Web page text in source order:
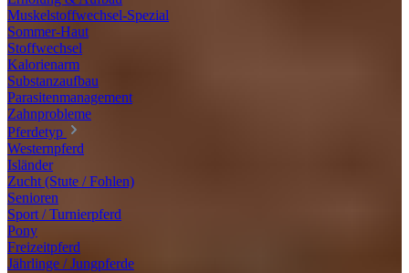
Muskelstoffwechsel-Spezial
Sommer-Haut
Stoffwechsel
Kalorienarm
Substanzaufbau
Parasitenmanagement
Zahnprobleme
Pferdetyp
Westernpferd
Isländer
Zucht (Stute / Fohlen)
Senioren
Sport / Turnierpferd
Pony
Freizeitpferd
Jährlinge / Jungpferde